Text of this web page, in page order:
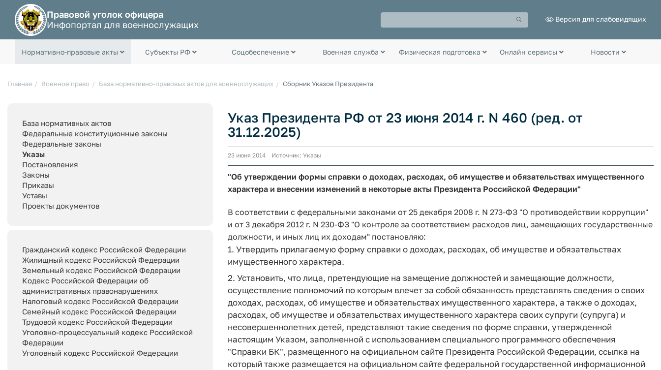
Правовой уголок офицера
Инфопортал для военнослужащих
Версия для слабовидящих
Нормативно-правовые акты Субъекты РФ Соцобеспечение Военная служба Физическая подготовка Онлайн сервисы Новости
Главная Военное право База нормативно-правовых актов для военнослужащих Сборник Указов Президента
База нормативных актов
Федеральные конституционные законы
Федеральные законы
Указы
Постановления
Законы
Приказы
Уставы
Проекты документов
Гражданский кодекс Российской Федерации
Жилищный кодекс Российской Федерации
Земельный кодекс Российской Федерации
Кодекс Российской Федерации об
административных правонарушениях
Налоговый кодекс Российской Федерации
Семейный кодекс Российской Федерации
Трудовой кодекс Российской Федерации
Уголовно-процессуальный кодекс Российской
Федерации
Уголовный кодекс Российской Федерации
Указ Президента РФ от 23 июня 2014 г. N 460 (ред. от
31.12.2025)
23 июня 2014 Источник: Указы
"Об утверждении формы справки о доходах, расходах, об имуществе и обязательствах имущественного
характера и внесении изменений в некоторые акты Президента Российской Федерации"
В соответствии с федеральными законами от 25 декабря 2008 г. N 273-ФЗ "О противодействии коррупции"
и от 3 декабря 2012 г. N 230-ФЗ "О контроле за соответствием расходов лиц, замещающих государственные
должности, и иных лиц их доходам" постановляю:
1. Утвердить прилагаемую форму справки о доходах, расходах, об имуществе и обязательствах
имущественного характера.
2. Установить, что лица, претендующие на замещение должностей и замещающие должности,
осуществление полномочий по которым влечет за собой обязанность представлять сведения о своих
доходах, расходах, об имуществе и обязательствах имущественного характера, а также о доходах,
расходах, об имуществе и обязательствах имущественного характера своих супруги (супруга) и
несовершеннолетних детей, представляют такие сведения по форме справки, утвержденной
настоящим Указом, заполненной с использованием специального программного обеспечения
"Справки БК", размещенного на официальном сайте Президента Российской Федерации, ссылка на
который также размещается на официальном сайте федеральной государственной информационной